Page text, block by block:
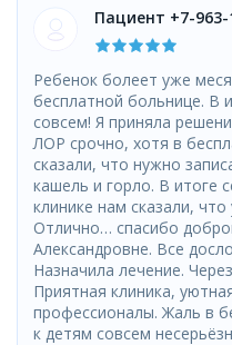
Пациент +7-963-
Ребенок болеет уже
бесплатной больнице. В
совсем! Я приняла
ЛОР срочно, хотя в
сказали, что нужно
кашель и горло. В итоге
клинике нам сказали,
Отлично… спасибо
Александровне. Все
Назначила лечение.
Приятная клиника,
профессионалы. Жаль в
к детям совсем